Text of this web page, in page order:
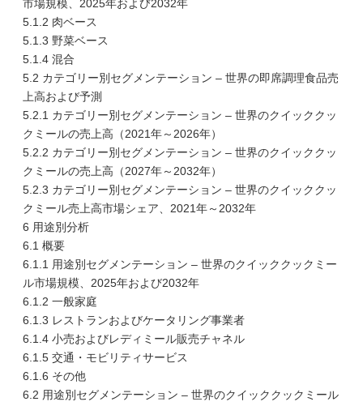
市場規模、2025年および2032年
5.1.2 肉ベース
5.1.3 野菜ベース
5.1.4 混合
5.2 カテゴリー別セグメンテーション – 世界の即席調理食品売
上高および予測
5.2.1 カテゴリー別セグメンテーション – 世界のクイッククッ
クミールの売上高（2021年～2026年）
5.2.2 カテゴリー別セグメンテーション – 世界のクイッククッ
クミールの売上高（2027年～2032年）
5.2.3 カテゴリー別セグメンテーション – 世界のクイッククッ
クミール売上高市場シェア、2021年～2032年
6 用途別分析
6.1 概要
6.1.1 用途別セグメンテーション – 世界のクイッククックミー
ル市場規模、2025年および2032年
6.1.2 一般家庭
6.1.3 レストランおよびケータリング事業者
6.1.4 小売およびレディミール販売チャネル
6.1.5 交通・モビリティサービス
6.1.6 その他
6.2 用途別セグメンテーション – 世界のクイッククックミール